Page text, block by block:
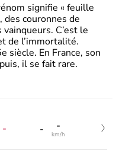
signifie « feuille
des couronnes de
C’est le
de l’immortalité.
siècle. En France, son
il se fait rare.
- - -
km/h